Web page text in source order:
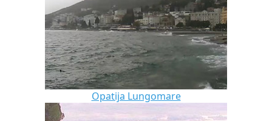
Opatija Lungomare